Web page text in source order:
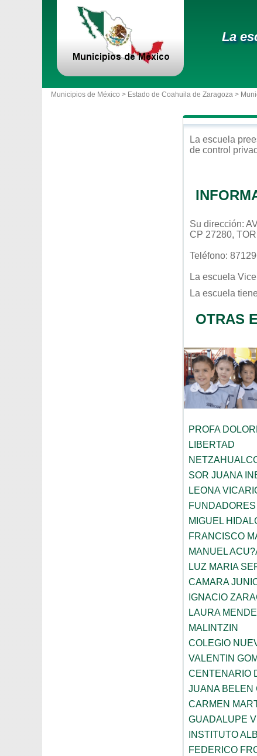
La
Municipios de México > Estado de Coahuila de Zaragoza >
La escuela
de control
Su dirección:
CP 27280,
Teléfono:
La escuela
La escuela
OTRAS
PROFA
LIBERTAD
SOR JUANA
LEONA
MIGUEL
FRANCISCO
MANUEL
LUZ MARIA
CAMARA
IGNACIO
LAURA
MALINTZIN
COLEGIO
VALENTIN
CENTENARIO
JUANA BELEN
CARMEN
GUADALUPE
INSTITUTO
FEDERICO